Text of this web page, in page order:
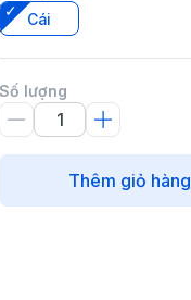
Cái
Số lượng
Thêm giỏ hàng